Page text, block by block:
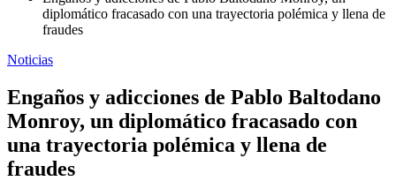
diplomático fracasado con una trayectoria polémica y llena de
fraudes
Categories
Noticias
Engaños y adicciones de Pablo Baltodano
Monroy, un diplomático fracasado con
una trayectoria polémica y llena de
fraudes